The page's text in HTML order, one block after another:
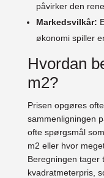
påvirker den
Markedsvilkår:
økonomi spiller
Hvordan
m2?
Prisen opgøres
sammenligningen
ofte spørgsmål
m2 eller hvor
Beregningen tager
kvadratmeterpris,